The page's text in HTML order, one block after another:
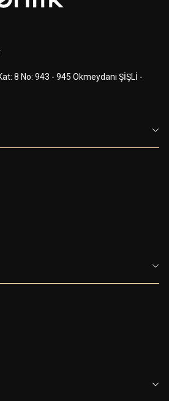
8 No: 943 - 945 Okmeydanı ŞİŞLİ -